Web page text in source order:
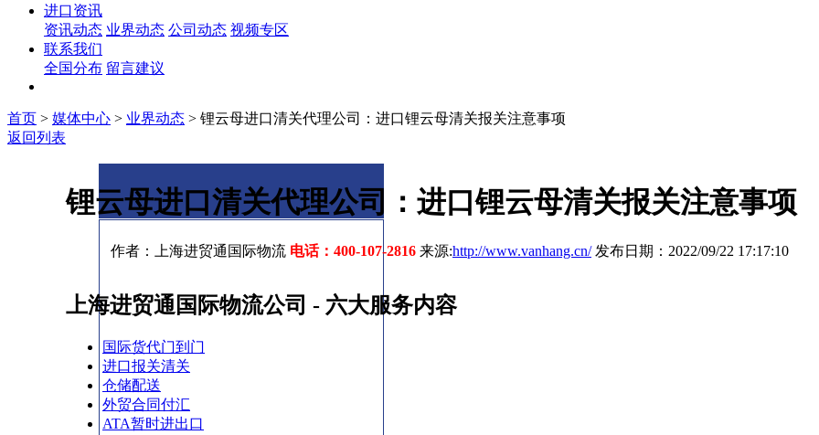
进口资讯
资讯动态 业界动态 公司动态 视频专区
联系我们
全国分布 留言建议
首页 > 媒体中心 > 业界动态 > 锂云母进口清关代理公司：进口锂云母清关报关注意事项
返回列表
锂云母进口清关代理公司：进口锂云母清关报关注意事项
作者：上海进贸通国际物流 电话：400-107-2816 来源:http://www.vanhang.cn/ 发布日期：2022/09/22 17:17:10
上海进贸通国际物流公司 - 六大服务内容
国际货代门到门
进口报关清关
仓储配送
外贸合同付汇
ATA暂时进出口